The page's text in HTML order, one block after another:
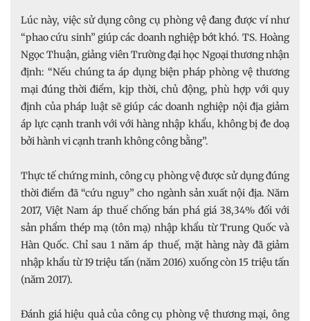
Lúc này, việc sử dụng công cụ phòng vệ đang được ví như
“phao cứu sinh” giúp các doanh nghiệp bớt khó. TS. Hoàng
Ngọc Thuận, giảng viên Trường đại học Ngoại thương nhận
định: “Nếu chúng ta áp dụng biện pháp phòng vệ thương
mại đúng thời điểm, kịp thời, chủ động, phù hợp với quy
định của pháp luật sẽ giúp các doanh nghiệp nội địa giảm
áp lực cạnh tranh với với hàng nhập khẩu, không bị đe doạ
bởi hành vi cạnh tranh không công bằng”.
Thực tế chứng minh, công cụ phòng vệ được sử dụng đúng
thời điểm đã “cứu nguy” cho ngành sản xuất nội địa. Năm
2017, Việt Nam áp thuế chống bán phá giá 38,34% đối với
sản phẩm thép mạ (tôn mạ) nhập khẩu từ Trung Quốc và
Hàn Quốc. Chỉ sau 1 năm áp thuế, mặt hàng này đã giảm
nhập khẩu từ 19 triệu tấn (năm 2016) xuống còn 15 triệu tấn
(năm 2017).
Đánh giá hiệu quả của công cụ phòng vệ thương mại, ông